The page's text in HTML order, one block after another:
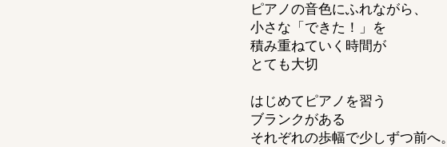
ピアノの音色にふれながら、
小さな「できた！」を
積み重ねていく時間が
とても大切
はじめてピアノを習う
ブランクがある
それぞれの歩幅で少しずつ前へ。